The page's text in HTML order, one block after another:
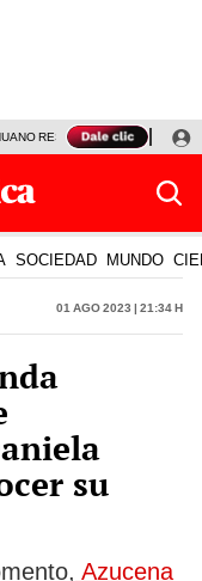
RESULTADOS HOY
SOCIEDAD MUNDO
01 Ago 2023 | 21:34 h
su
Azucena